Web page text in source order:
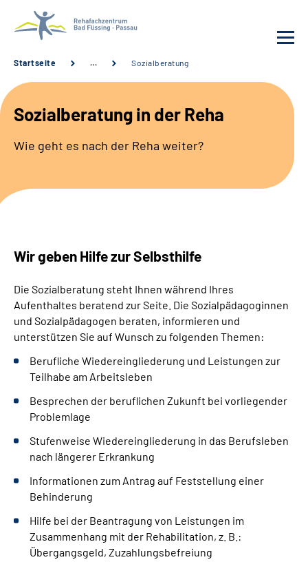
Behandlung
Rehafachzentrum
Startseite … Sozialberatung
Sozialberatung in der Reha
Wie geht es nach der Reha weiter?
Wir geben Hilfe zur Selbsthilfe
Die Sozialberatung steht Ihnen während Ihres
Aufenthaltes beratend zur Seite. Die Sozialpädagoginnen
und Sozialpädagogen beraten, informieren und
unterstützen Sie auf Wunsch zu folgenden Themen:
Berufliche Wiedereingliederung und Leistungen zur
Teilhabe am Arbeitsleben
Besprechen der beruflichen Zukunft bei vorliegender
Problemlage
Stufenweise Wiedereingliederung in das Berufsleben
nach längerer Erkrankung
Informationen zum Antrag auf Feststellung einer
Behinderung
Hilfe bei der Beantragung von Leistungen im
Zusammenhang mit der Rehabilitation, z. B.:
Übergangsgeld, Zuzahlungsbefreiung